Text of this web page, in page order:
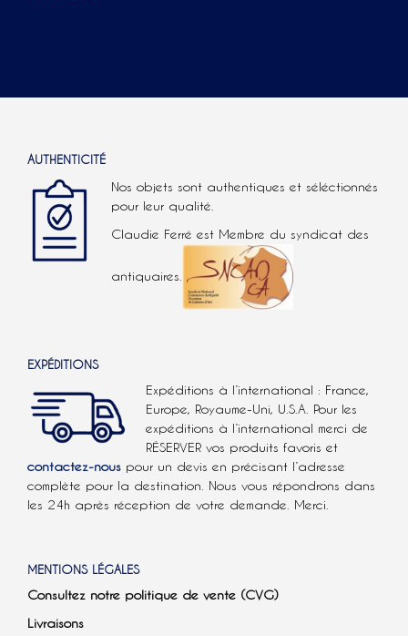
AUTHENTICITÉ
Nos objets sont authentiques et séléctionnés
pour leur qualité.
Claudie Ferré est Membre du syndicat des
antiquaires.
EXPÉDITIONS
Expéditions à l’international : France,
Europe, Royaume-Uni, U.S.A. Pour les
expéditions à l’international merci de
RÉSERVER vos produits favoris et
contactez-nous pour un devis en précisant l’adresse
complète pour la destination. Nous vous répondrons dans
les 24h après réception de votre demande. Merci.
MENTIONS LÉGALES
Consultez notre politique de vente (CVG)
Livraisons